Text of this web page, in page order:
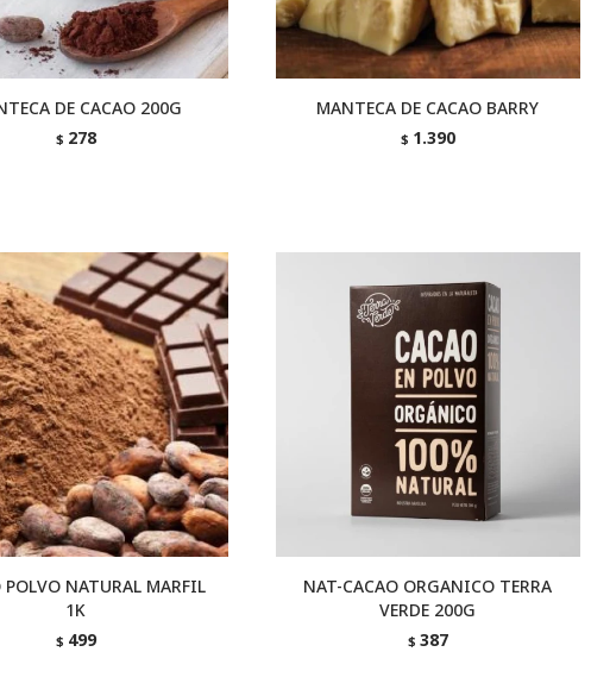
DE CACAO 200G
$ 278
MANTECA DE CACAO BARRY
$ 1.390
POLVO NATURAL MARFIL
1K
$ 499
NAT-CACAO ORGANICO TERRA
VERDE 200G
$ 387